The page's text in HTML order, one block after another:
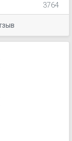
нагрузки.
и/
в том числе
3764